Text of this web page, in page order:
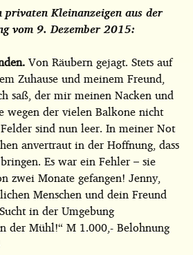
Kleinanzeigen aus der
vom 9. Dezember 2015:
Von Räubern gejagt. Stets auf
Zuhause und meinem Freund,
saß, der mir meinen Nacken und
wegen der vielen Balkone nicht
sind nun leer. In meiner Not
anvertraut in der Hoffnung, dass
Es war ein Fehler – sie
zwei Monate gefangen! Jenny,
Menschen und dein Freund
in der Umgebung
der Mühl!“ M 1.000,- Belohnung